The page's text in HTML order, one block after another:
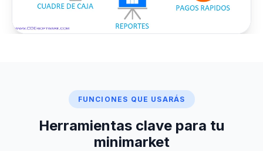
FUNCIONES QUE USARÁS
Herramientas clave para tu
minimarket